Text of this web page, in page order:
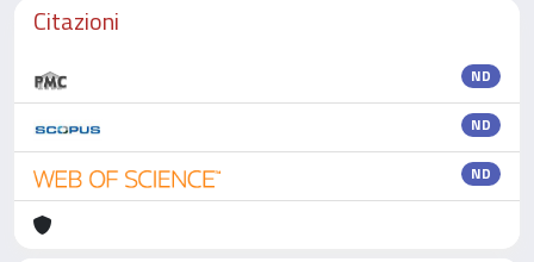
Citazioni
ND
ND
ND